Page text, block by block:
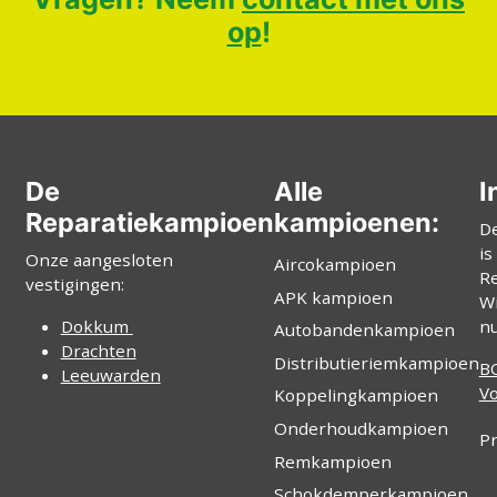
op!
De
Reparatiekampioen
Onze aangesloten
vestigingen:
Dokkum
Drachten
Leeuwarden
Alle
kampioenen:
Aircokampioen
APK kampioen
Autobandenkampioen
Distributieriemkampioen
Koppelingkampioen
Onderhoudkampioen
Remkampioen